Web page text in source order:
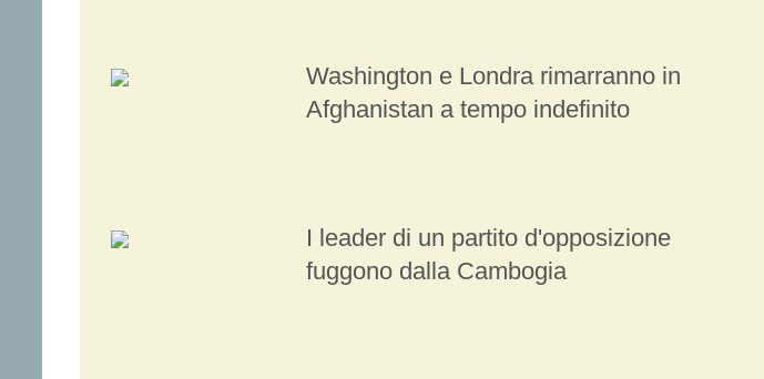
Washington e Londra rimarranno in
Afghanistan a tempo indefinito
I leader di un partito d'opposizione
fuggono dalla Cambogia